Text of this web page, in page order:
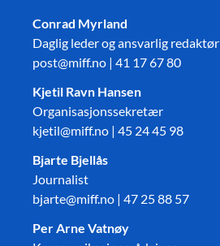
Conrad Myrland
Daglig leder og ansvarlig redaktør
post@miff.no | 41 17 67 80
Kjetil Ravn Hansen
Organisasjonssekretær
kjetil@miff.no | 45 24 45 98
Bjarte Bjellås
Journalist
bjarte@miff.no | 47 25 88 57
Per Arne Vatnøy